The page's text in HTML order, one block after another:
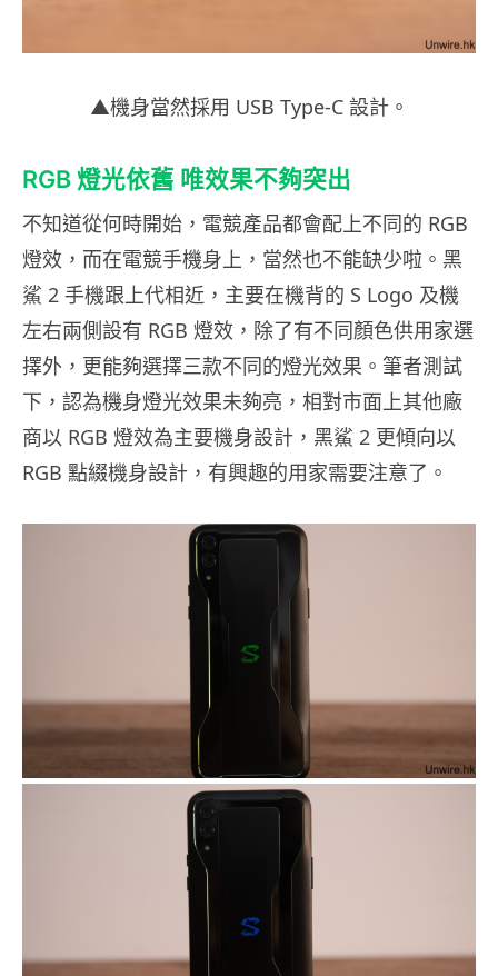
▲機身當然採用 USB Type-C 設計。
RGB 燈光依舊 唯效果不夠突出
不知道從何時開始，電競產品都會配上不同的 RGB
燈效，而在電競手機身上，當然也不能缺少啦。黑
鯊 2 手機跟上代相近，主要在機背的 S Logo 及機
左右兩側設有 RGB 燈效，除了有不同顏色供用家選
擇外，更能夠選擇三款不同的燈光效果。筆者測試
下，認為機身燈光效果未夠亮，相對市面上其他廠
商以 RGB 燈效為主要機身設計，黑鯊 2 更傾向以
RGB 點綴機身設計，有興趣的用家需要注意了。